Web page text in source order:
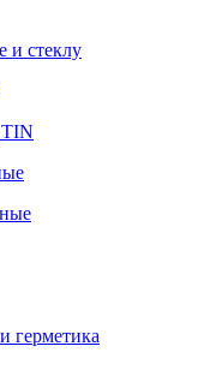
и стеклу
TIN
герметика